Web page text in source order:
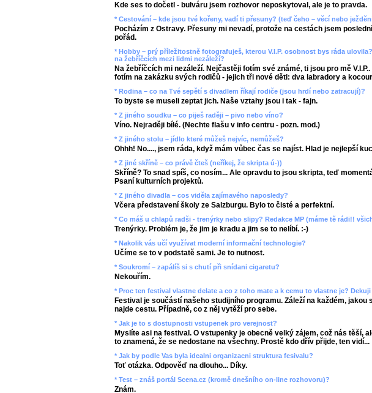
Kde ses to dočetl - bulváru jsem rozhovor neposkytoval, ale je to pravda.
* Cestování – kde jsou tvé kořeny, vadí ti přesuny? (teď čeho – věcí nebo
Pocházím z Ostravy. Přesuny mi nevadí, protože na cestách jsem
pořád.
* Hobby – prý příležitostně fotografuješ, kterou V.I.P. osobnost bys ráda
na žebříčcích mezi lidmi nezáleží?
Na žebříčcích mi nezáleží. Nejčastěji fotím své známé, ti jsou pro mě V.I.P..
fotím na zakázku svých rodičů - jejich tři nové děti: dva labradory a
* Rodina – co na Tvé sepětí s divadlem říkají rodiče (jsou hrdí nebo zatracují)?
To byste se museli zeptat jich. Naše vztahy jsou i tak - fajn.
* Z jiného soudku – co piješ raději – pivo nebo víno?
Víno. Nejraději bílé. (Nechte flašu v info centru - pozn. mod.)
* Z jiného stolu – jídlo které můžeš nejvíc, nemůžeš?
Ohhh! No...., jsem ráda, když mám vůbec čas se najíst. Hlad je nejlepší
* Z jiné skříně – co právě čteš (neříkej, že skripta ú-))
Skříně? To snad spíš, co nosím... Ale opravdu to jsou skripta, teď
Psaní kulturních projektů.
* Z jiného divadla – cos viděla zajímavého naposledy?
Včera představení školy ze Salzburgu. Bylo to čisté a perfektní.
* Co máš u chlapů radši - trenýrky nebo slipy? Redakce MP (máme tě rádi!!
Trenýrky. Problém je, že jim je kradu a jim se to nelíbí. :-)
* Nakolik vás učí využívat moderní informační technologie?
Učíme se to v podstatě sami. Je to nutnost.
* Soukromí – zapálíš si s chutí při snídani cigaretu?
Nekouřím.
* Proc ten festival vlastne delate a co z toho mate a k cemu to vlastne je? Dekuji
Festival je součástí našeho studijního programu. Záleží na každém, jakou
najde cestu. Případně, co z něj vytěží pro sebe.
* Jak je to s dostupnosti vstupenek pro verejnost?
Myslíte asi na festival. O vstupenky je obecně velký zájem, což nás těší,
to znamená, že se nedostane na všechny. Prostě kdo dřív přijde, ten vidí...
* Jak by podle Vas byla idealni organizacni struktura fesivalu?
Toť otázka. Odpověď na dlouho... Díky.
* Test – znáš portál Scena.cz (kromě dnešního on-line rozhovoru)?
Znám.